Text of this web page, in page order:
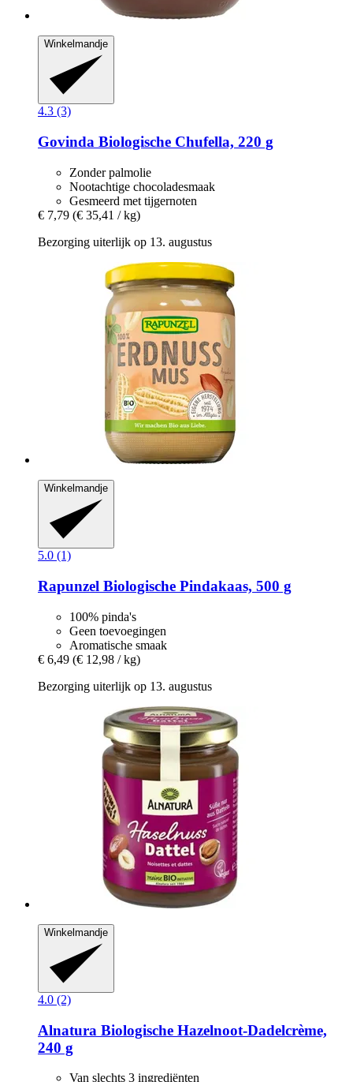
Winkelmandje
4.3 (3)
Govinda Biologische Chufella, 220 g
Zonder palmolie
Nootachtige chocoladesmaak
Gesmeerd met tijgernoten
€ 7,79 (€ 35,41 / kg)
Bezorging uiterlijk op 13. augustus
Winkelmandje
5.0 (1)
Rapunzel Biologische Pindakaas, 500 g
100% pinda's
Geen toevoegingen
Aromatische smaak
€ 6,49 (€ 12,98 / kg)
Bezorging uiterlijk op 13. augustus
Winkelmandje
4.0 (2)
Alnatura Biologische Hazelnoot-​Dadelcrème,
240 g
Van slechts 3 ingrediënten